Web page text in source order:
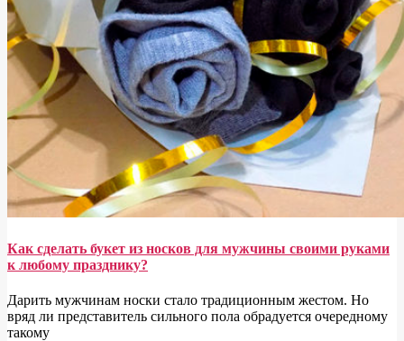
Как сделать букет из носков для мужчины своими руками
к любому празднику?
Дарить мужчинам носки стало традиционным жестом. Но
вряд ли представитель сильного пола обрадуется очередному
такому